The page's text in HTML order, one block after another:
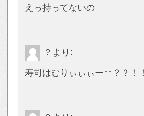
えっ持ってないの
? より:
寿司はむりぃぃぃー↑↑？？！！